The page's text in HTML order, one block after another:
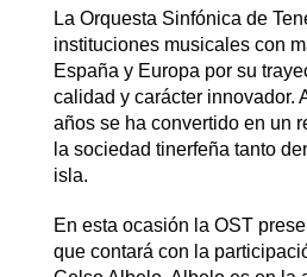
La Orquesta Sinfónica de
instituciones musicales con
España y Europa por su
calidad y carácter innovador.
años se ha convertido en un
la sociedad tinerfeña tanto
isla.
En esta ocasión la OST
que contará con la